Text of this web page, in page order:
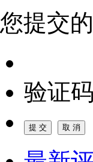
您提交
验证码